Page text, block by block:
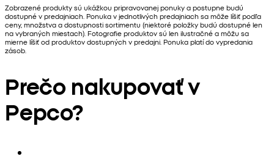
Zobrazené produkty sú ukážkou pripravovanej ponuky a postupne budú
dostupné v predajniach. Ponuka v jednotlivých predajniach sa môže líšiť podľa
ceny, množstva a dostupnosti sortimentu (niektoré položky budú dostupné len
na vybraných miestach). Fotografie produktov sú len ilustračné a môžu sa
mierne líšiť od produktov dostupných v predajni. Ponuka platí do vypredania
zásob.
Prečo nakupovať v
Pepco?